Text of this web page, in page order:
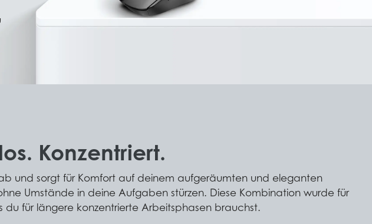
Konzentriert.
und sorgt für Komfort auf deinem aufgeräumten und eleganten
Umstände in deine Aufgaben stürzen. Diese Kombination wurde für
für längere konzentrierte Arbeitsphasen brauchst.